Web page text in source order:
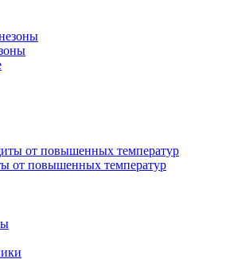
от повышенных температур